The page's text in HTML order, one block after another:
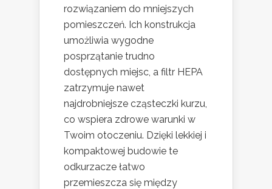
rozwiązaniem do mniejszych
pomieszczeń. Ich konstrukcja
umożliwia wygodne
posprzątanie trudno
dostępnych miejsc, a filtr HEPA
zatrzymuje nawet
najdrobniejsze cząsteczki kurzu,
co wspiera zdrowe warunki w
Twoim otoczeniu. Dzięki lekkiej i
kompaktowej budowie te
odkurzacze łatwo
przemieszcza się między